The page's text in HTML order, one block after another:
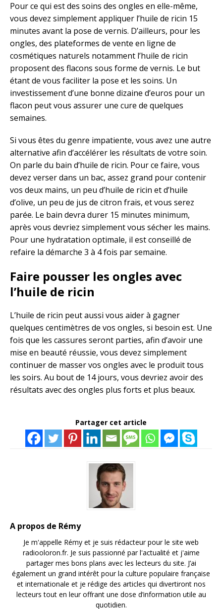
Pour ce qui est des soins des ongles en elle-même,
vous devez simplement appliquer l’huile de ricin 15
minutes avant la pose de vernis. D’ailleurs, pour les
ongles, des plateformes de vente en ligne de
cosmétiques naturels notamment l’huile de ricin
proposent des flacons sous forme de vernis. Le but
étant de vous faciliter la pose et les soins. Un
investissement d’une bonne dizaine d’euros pour un
flacon peut vous assurer une cure de quelques
semaines.
Si vous êtes du genre impatiente, vous avez une autre
alternative afin d’accélérer les résultats de votre soin.
On parle du bain d’huile de ricin. Pour ce faire, vous
devez verser dans un bac, assez grand pour contenir
vos deux mains, un peu d’huile de ricin et d’huile
d’olive, un peu de jus de citron frais, et vous serez
parée. Le bain devra durer 15 minutes minimum,
après vous devriez simplement vous sécher les mains.
Pour une hydratation optimale, il est conseillé de
refaire la démarche 3 à 4 fois par semaine.
Faire pousser les ongles avec
l’huile de ricin
L’huile de ricin peut aussi vous aider à gagner
quelques centimètres de vos ongles, si besoin est. Une
fois que les cassures seront parties, afin d’avoir une
mise en beauté réussie, vous devez simplement
continuer de masser vos ongles avec le produit tous
les soirs. Au bout de 14 jours, vous devriez avoir des
résultats avec des ongles plus forts et plus beaux.
Partager cet article
A propos de Rémy
Je m'appelle Rémy et je suis rédacteur pour le site web
radiooloron.fr. Je suis passionné par l'actualité et j'aime
partager mes bons plans avec les lecteurs du site. J’ai
également un grand intérêt pour la culture populaire française
et internationale et je rédige des articles qui divertiront nos
lecteurs tout en leur offrant une dose d’information utile au
quotidien.